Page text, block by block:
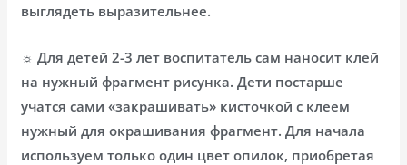
выглядеть выразительнее.
☼ Для детей 2-3 лет воспитатель сам наносит клей
на нужный фрагмент рисунка. Дети постарше
учатся сами «закрашивать» кисточкой с клеем
нужный для окрашивания фрагмент. Для начала
используем только один цвет опилок, приобретая